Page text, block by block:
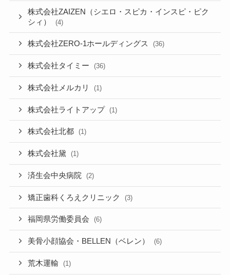
株式会社ZAIZEN（シエロ・スピカ・インスピ・ピク
シィ）
(4)
株式会社ZERO-1ホールディングス (36)
株式会社タイミー (36)
株式会社メルカリ (1)
株式会社ライトアップ (1)
株式会社北都 (1)
株式会社黛 (1)
済生会中央病院 (2)
矯正歯科くろえクリニック (3)
福岡県労働委員会 (6)
美骨小顔協会・BELLEN（ベレン） (6)
荒木運輸 (1)